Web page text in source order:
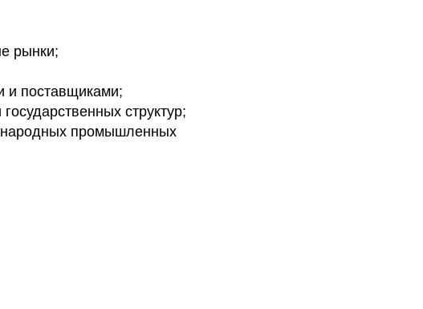
рынки;
и поставщиками;
структур;
промышленных